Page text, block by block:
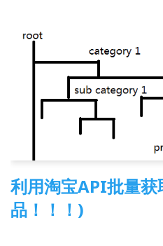
利用淘宝API批量
品！！！)